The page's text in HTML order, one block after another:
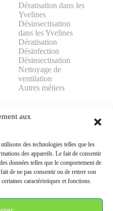
aux
des technologies telles que les
des appareils. Le fait de consentir
données telles que le comportement de
de ne pas consentir ou de retirer son
caractéristiques et fonctions.
Dératisation dans les
Yvelines
Désinsectisation
dans les Yvelines
Dératisation
Désinfection
Désinsectisation
Nettoyage de
ventilation
Autres métiers